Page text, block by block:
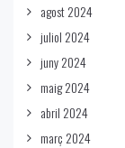
agost 2024
juliol 2024
juny 2024
maig 2024
abril 2024
març 2024